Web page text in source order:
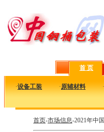
首 页
·设备工装 ·原辅材料 ·
首页-市场信息-2021年中